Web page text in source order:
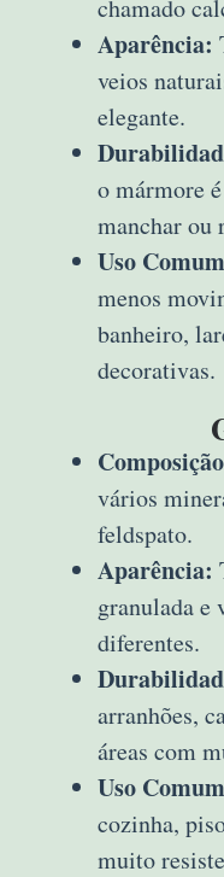
chamado
Aparência:
veios
elegante.
o mármore
manchar ou
Uso
menos
banheiro,
decorativas.
vários
feldspato.
Aparência:
granulada e
diferentes.
arranhões,
áreas com
Uso
cozinha,
muito